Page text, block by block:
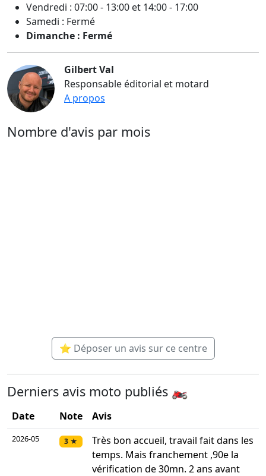
Vendredi : 07:00 - 13:00 et 14:00 - 17:00
Samedi : Fermé
Dimanche : Fermé
Gilbert Val
Responsable éditorial et motard
A propos
Nombre d'avis par mois
⭐ Déposer un avis sur ce centre
Derniers avis moto publiés 🏍️
Date Note Avis
2026-05 3 ★
Très bon accueil, travail fait dans les
temps. Mais franchement ,90e la
vérification de 30mn. 2 ans avant